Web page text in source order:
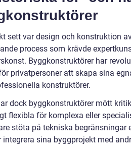
sett var design och konstruktion
process som krävde
Byggkonstruktörer har
privatpersoner att skapa sina
konstruktörer.
dock byggkonstruktörer mött
flexibla för komplexa eller
stöta på tekniska
integrera sina byggprojekt med